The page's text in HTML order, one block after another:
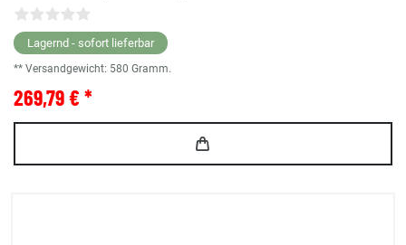
Lagernd - sofort lieferbar
** Versandgewicht: 580 Gramm.
269,79 € *